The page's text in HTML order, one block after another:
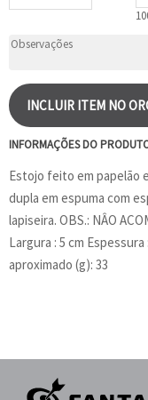
INCLUIR ITEM NO
INFORMAÇÕES DO
Estojo feito em papelão
dupla em espuma com
lapiseira. OBS.: NÂO
Largura : 5 cm
aproximado (g): 33